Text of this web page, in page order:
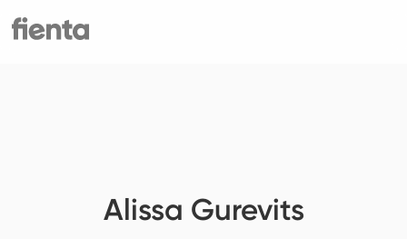
Alissa Gurevits